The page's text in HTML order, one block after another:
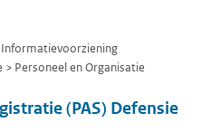
Personeel en Organisatie
(PAS) Defensie